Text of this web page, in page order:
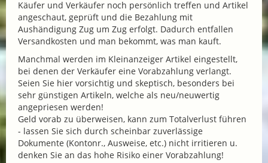
Käufer und Verkäufer noch persönlich treffen und Artikel
angeschaut, geprüft und die Bezahlung mit
Aushändigung Zug um Zug erfolgt. Dadurch entfallen
Versandkosten und man bekommt, was man kauft.
Manchmal werden im Kleinanzeiger Artikel eingestellt,
bei denen der Verkäufer eine Vorabzahlung verlangt.
Seien Sie hier vorsichtig und skeptisch, besonders bei
sehr günstigen Artikeln, welche als neu/neuwertig
angepriesen werden!
Geld vorab zu überweisen, kann zum Totalverlust führen
- lassen Sie sich durch scheinbar zuverlässige
Dokumente (Kontonr., Ausweise, etc.) nicht irritieren u.
denken Sie an das hohe Risiko einer Vorabzahlung!